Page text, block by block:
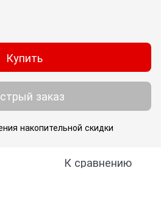
Купить
заказ
накопительной скидки
К сравнению